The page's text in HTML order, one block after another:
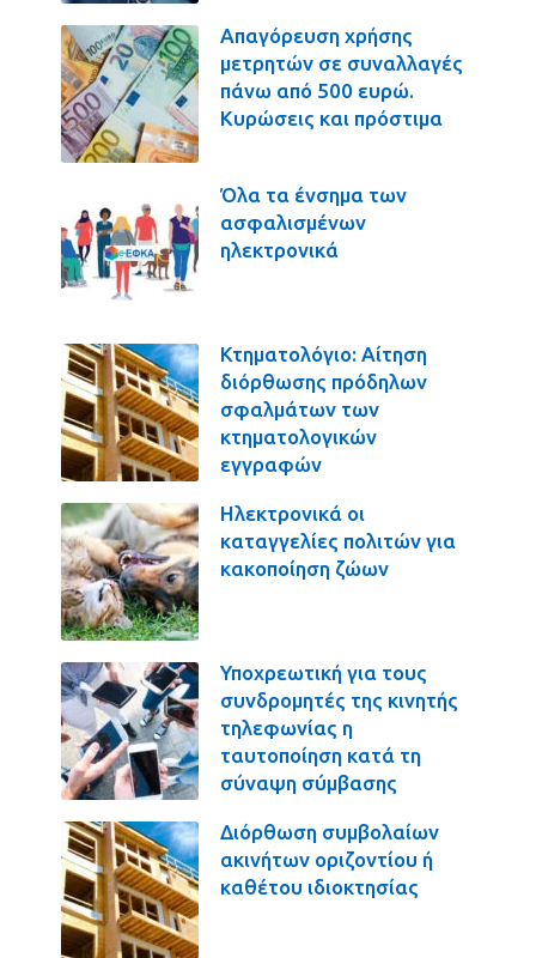
Απαγόρευση χρήσης
μετρητών σε συναλλαγές
πάνω από 500 ευρώ.
Κυρώσεις και πρόστιμα
Όλα τα ένσημα των
ασφαλισμένων
ηλεκτρονικά
Κτηματολόγιο: Αίτηση
διόρθωσης πρόδηλων
σφαλμάτων των
κτηματολογικών
εγγραφών
Ηλεκτρονικά οι
καταγγελίες πολιτών για
κακοποίηση ζώων
Υποχρεωτική για τους
συνδρομητές της κινητής
τηλεφωνίας η
ταυτοποίηση κατά τη
σύναψη σύμβασης
Διόρθωση συμβολαίων
ακινήτων οριζοντίου ή
καθέτου ιδιοκτησίας